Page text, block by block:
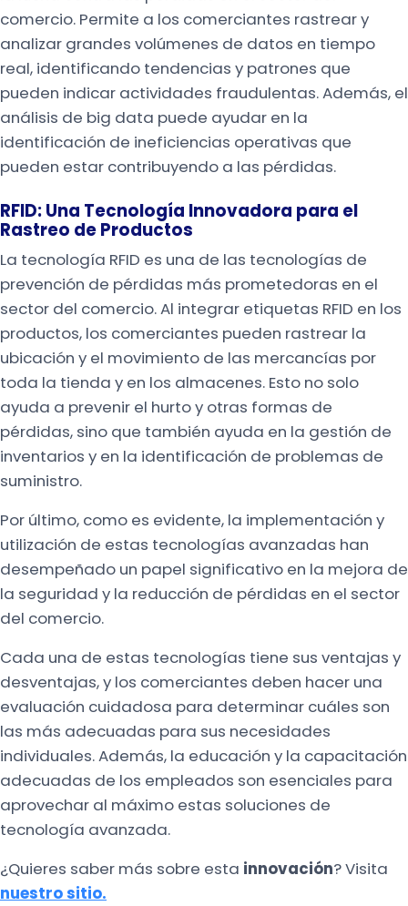
comercio. Permite a los comerciantes rastrear y
analizar grandes volúmenes de datos en tiempo
real, identificando tendencias y patrones que
pueden indicar actividades fraudulentas. Además, el
análisis de big data puede ayudar en la
identificación de ineficiencias operativas que
pueden estar contribuyendo a las pérdidas.
RFID: Una Tecnología Innovadora para el
Rastreo de Productos
La tecnología RFID es una de las tecnologías de
prevención de pérdidas más prometedoras en el
sector del comercio. Al integrar etiquetas RFID en los
productos, los comerciantes pueden rastrear la
ubicación y el movimiento de las mercancías por
toda la tienda y en los almacenes. Esto no solo
ayuda a prevenir el hurto y otras formas de
pérdidas, sino que también ayuda en la gestión de
inventarios y en la identificación de problemas de
suministro.
Por último, como es evidente, la implementación y
utilización de estas tecnologías avanzadas han
desempeñado un papel significativo en la mejora de
la seguridad y la reducción de pérdidas en el sector
del comercio.
Cada una de estas tecnologías tiene sus ventajas y
desventajas, y los comerciantes deben hacer una
evaluación cuidadosa para determinar cuáles son
las más adecuadas para sus necesidades
individuales. Además, la educación y la capacitación
adecuadas de los empleados son esenciales para
aprovechar al máximo estas soluciones de
tecnología avanzada.
¿Quieres saber más sobre esta innovación? Visita
nuestro sitio.